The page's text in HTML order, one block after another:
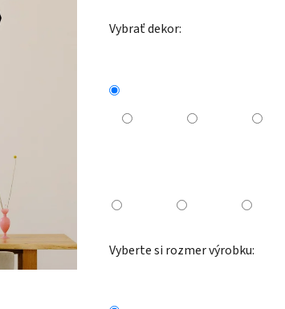
Vybrať dekor:
Vyberte si rozmer výrobku: